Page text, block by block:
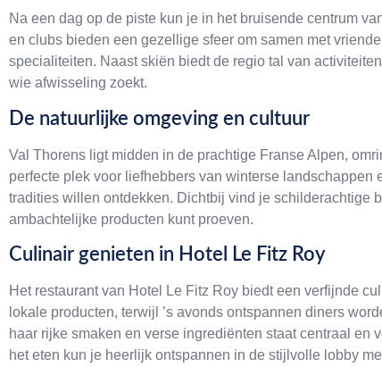
Na een dag op de piste kun je in het bruisende centrum
en clubs bieden een gezellige sfeer om samen met
specialiteiten. Naast skiën biedt de regio tal van
wie afwisseling zoekt.
De natuurlijke omgeving en cultuur
Val Thorens ligt midden in de prachtige Franse Alpen,
perfecte plek voor liefhebbers van winterse
tradities willen ontdekken. Dichtbij vind je schilderachtige
ambachtelijke producten kunt proeven.
Culinair genieten in Hotel Le Fitz Roy
Het restaurant van Hotel Le Fitz Roy biedt een verfijnde
lokale producten, terwijl ’s avonds ontspannen diners
haar rijke smaken en verse ingrediënten staat centraal en
het eten kun je heerlijk ontspannen in de stijlvolle lobby